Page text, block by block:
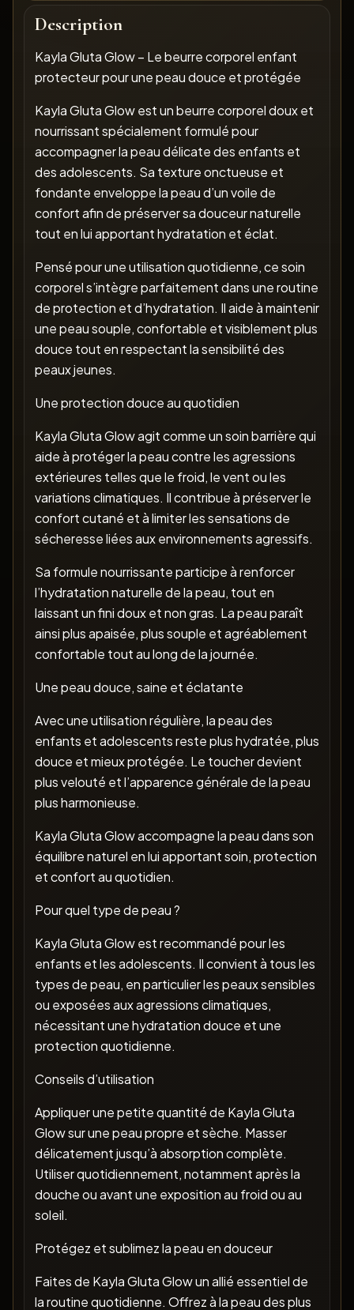
Description
Kayla Gluta Glow – Le beurre corporel enfant
protecteur pour une peau douce et protégée
Kayla Gluta Glow est un beurre corporel doux et
nourrissant spécialement formulé pour
accompagner la peau délicate des enfants et
des adolescents. Sa texture onctueuse et
fondante enveloppe la peau d’un voile de
confort afin de préserver sa douceur naturelle
tout en lui apportant hydratation et éclat.
Pensé pour une utilisation quotidienne, ce soin
corporel s’intègre parfaitement dans une routine
de protection et d’hydratation. Il aide à maintenir
une peau souple, confortable et visiblement plus
douce tout en respectant la sensibilité des
peaux jeunes.
Une protection douce au quotidien
Kayla Gluta Glow agit comme un soin barrière qui
aide à protéger la peau contre les agressions
extérieures telles que le froid, le vent ou les
variations climatiques. Il contribue à préserver le
confort cutané et à limiter les sensations de
sécheresse liées aux environnements agressifs.
Sa formule nourrissante participe à renforcer
l’hydratation naturelle de la peau, tout en
laissant un fini doux et non gras. La peau paraît
ainsi plus apaisée, plus souple et agréablement
confortable tout au long de la journée.
Une peau douce, saine et éclatante
Avec une utilisation régulière, la peau des
enfants et adolescents reste plus hydratée, plus
douce et mieux protégée. Le toucher devient
plus velouté et l’apparence générale de la peau
plus harmonieuse.
Kayla Gluta Glow accompagne la peau dans son
équilibre naturel en lui apportant soin, protection
et confort au quotidien.
Pour quel type de peau ?
Kayla Gluta Glow est recommandé pour les
enfants et les adolescents. Il convient à tous les
types de peau, en particulier les peaux sensibles
ou exposées aux agressions climatiques,
nécessitant une hydratation douce et une
protection quotidienne.
Conseils d’utilisation
Appliquer une petite quantité de Kayla Gluta
Glow sur une peau propre et sèche. Masser
délicatement jusqu’à absorption complète.
Utiliser quotidiennement, notamment après la
douche ou avant une exposition au froid ou au
soleil.
Protégez et sublimez la peau en douceur
Faites de Kayla Gluta Glow un allié essentiel de
la routine quotidienne. Offrez à la peau des plus